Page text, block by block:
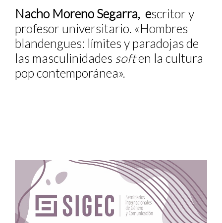
Nacho Moreno Segarra, escritor y
profesor universitario. «Hombres
blandengues: límites y paradojas de
las masculinidades soften la cultura
pop contemporánea».